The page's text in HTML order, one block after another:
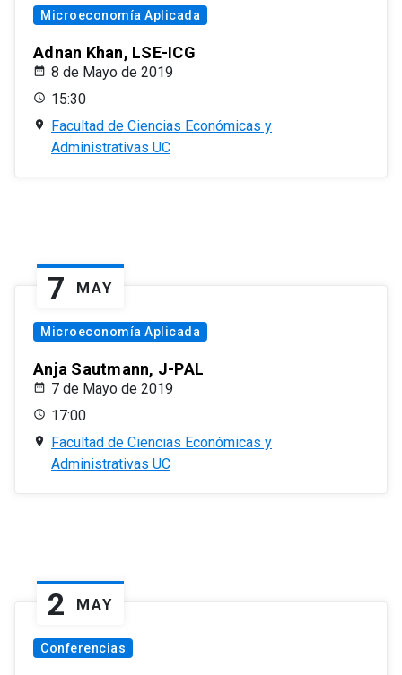
Microeconomía Aplicada
Adnan Khan, LSE-ICG
8 de Mayo de 2019
15:30
Facultad de Ciencias Económicas y
Administrativas UC
7 MAY
Microeconomía Aplicada
Anja Sautmann, J-PAL
7 de Mayo de 2019
17:00
Facultad de Ciencias Económicas y
Administrativas UC
2 MAY
Conferencias